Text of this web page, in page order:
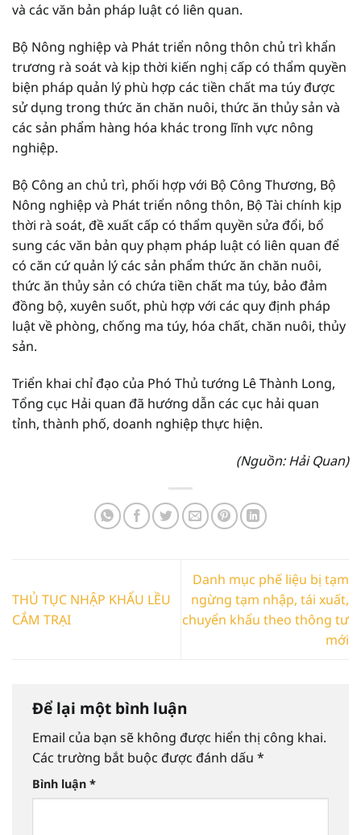
và các văn bản pháp luật có liên quan.
Bộ Nông nghiệp và Phát triển nông thôn chủ trì khẩn
trương rà soát và kịp thời kiến nghị cấp có thẩm quyền
biện pháp quản lý phù hợp các tiền chất ma túy được
sử dụng trong thức ăn chăn nuôi, thức ăn thủy sản và
các sản phẩm hàng hóa khác trong lĩnh vực nông
nghiệp.
Bộ Công an chủ trì, phối hợp với Bộ Công Thương, Bộ
Nông nghiệp và Phát triển nông thôn, Bộ Tài chính kịp
thời rà soát, đề xuất cấp có thẩm quyền sửa đổi, bổ
sung các văn bản quy phạm pháp luật có liên quan để
có căn cứ quản lý các sản phẩm thức ăn chăn nuôi,
thức ăn thủy sản có chứa tiền chất ma túy, bảo đảm
đồng bộ, xuyên suốt, phù hợp với các quy định pháp
luật về phòng, chống ma túy, hóa chất, chăn nuôi, thủy
sản.
Triển khai chỉ đạo của Phó Thủ tướng Lê Thành Long,
Tổng cục Hải quan đã hướng dẫn các cục hải quan
tỉnh, thành phố, doanh nghiệp thực hiện.
(Nguồn: Hải Quan)
THỦ TỤC NHẬP KHẨU LỀU
CẮM TRẠI
Danh mục phế liệu bị tạm
ngừng tạm nhập, tái xuất,
chuyển khẩu theo thông tư
mới
Để lại một bình luận
Email của bạn sẽ không được hiển thị công khai.
Các trường bắt buộc được đánh dấu *
Bình luận *